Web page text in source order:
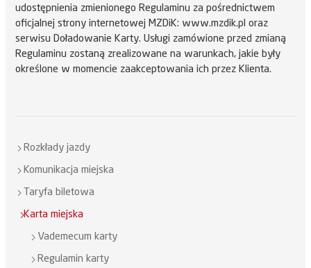
udostępnienia zmienionego Regulaminu za pośrednictwem
oficjalnej strony internetowej MZDiK: www.mzdik.pl oraz
serwisu Doładowanie Karty. Usługi zamówione przed zmianą
Regulaminu zostaną zrealizowane na warunkach, jakie były
określone w momencie zaakceptowania ich przez Klienta.
Rozkłady jazdy
Komunikacja miejska
Taryfa biletowa
Karta miejska
Vademecum karty
Regulamin karty